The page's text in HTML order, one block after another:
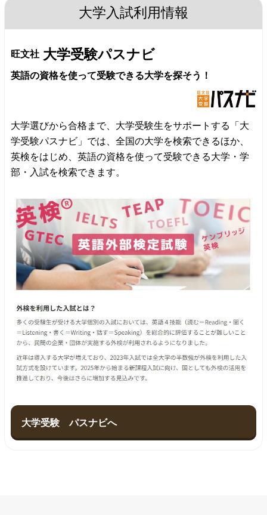
大学入試利用情報
旺文社 大学受験パスナビ
英語の資格を使って受験できる大学を探そう！
大学選びから合格まで、大学受験生をサポートする「大
学受験パスナビ」では、全国の大学を検索できるほか、
英検をはじめ、英語の資格を使って受験できる大学・学
部・入試を検索できます。
大学受験 パスナビへ